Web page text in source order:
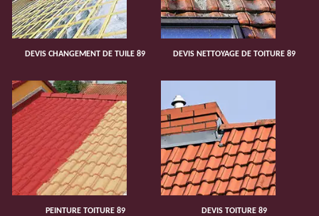
DEVIS CHANGEMENT DE TUILE 89 DEVIS NETTOYAGE DE TOITURE 89
PEINTURE TOITURE 89 DEVIS TOITURE 89